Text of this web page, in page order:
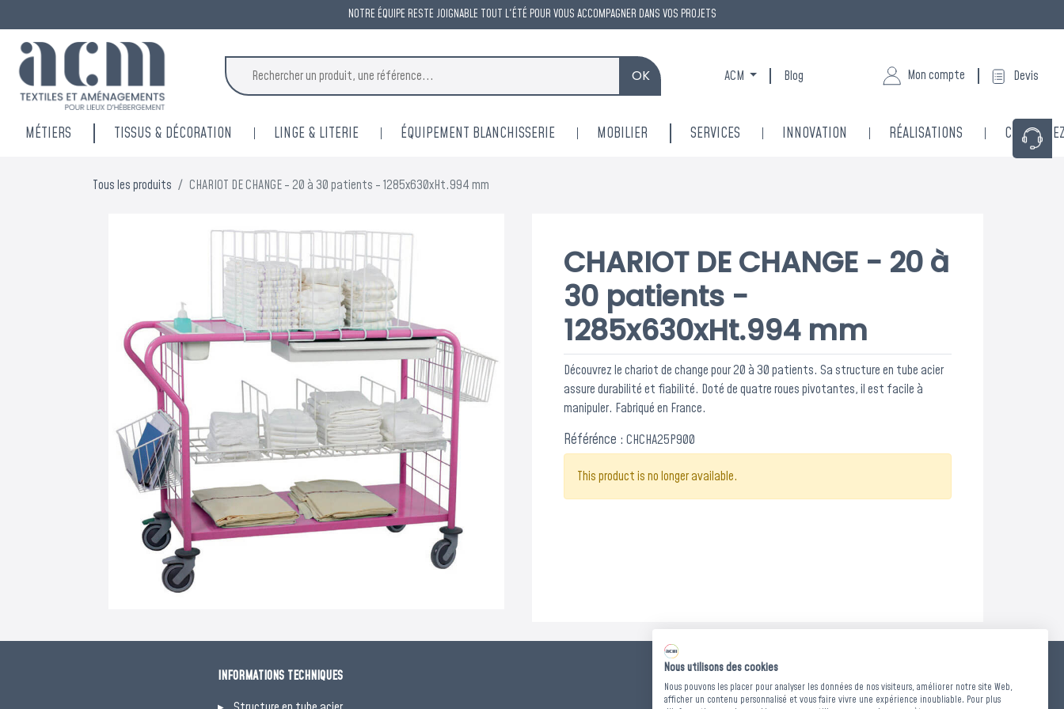
NOTRE ÉQUIPE RESTE JOIGNABLE TOUT L'ÉTÉ POUR VOUS ACCOMPAGNER DANS VOS PROJETS
OK ACM Blog Mon compte Devis
MÉTIERS TISSUS & DÉCORATION LINGE & LITERIE ÉQUIPEMENT BLANCHISSERIE MOBILIER SERVICES INNOVATION RÉALISATIONS
Tous les produits CHARIOT DE CHANGE - 20 à 30 patients - 1285x630xHt.994 mm
CHARIOT DE CHANGE - 20 à
30 patients -
1285x630xHt.994 mm
Découvrez le chariot de change pour 20 à 30 patients. Sa structure en tube acier
assure durabilité et fiabilité. Doté de quatre roues pivotantes, il est facile à
manipuler. Fabriqué en France.
Référénce : CHCHA25P900
This product is no longer available.
INFORMATIONS TECHNIQUES
DIMENSIONS ET POIDS
Nous utilisons des cookies
Nous pouvons les placer pour analyser les données de nos visiteurs, améliorer notre site Web,
afficher un contenu personnalisé et vous faire vivre une expérience inoubliable. Pour plus